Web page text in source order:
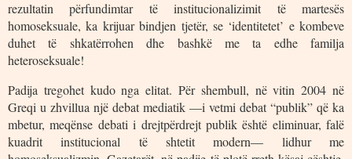
rezultatin përfundimtar të institucionalizimit të martesës
homoseksuale, ka krijuar bindjen tjetër, se ‘identitetet’ e kombeve
duhet të shkatërrohen dhe bashkë me ta edhe familja
heteroseksuale!
Padija tregohet kudo nga elitat. Për shembull, në vitin 2004 në
Greqi u zhvillua një debat mediatik —i vetmi debat “publik” që ka
mbetur, meqënse debati i drejtpërdrejt publik është eliminuar, falë
kuadrit institucional të shtetit modern— lidhur me